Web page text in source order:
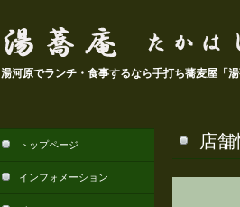
湯河原でランチ・食事するなら手打ち蕎麦屋「
店
トップページ
インフォメーション